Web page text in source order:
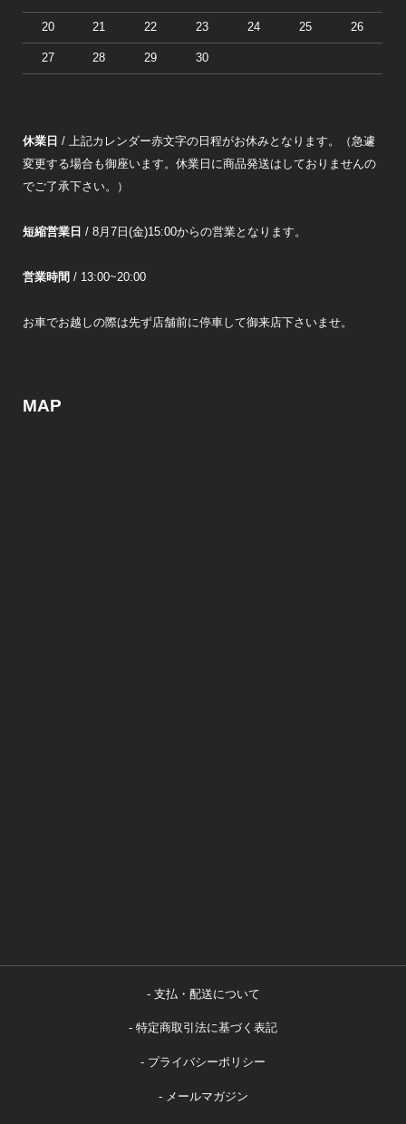
20 21 22 23 24 25 26
27 28 29 30
休業日 / 上記カレンダー赤文字の日程がお休みとなります。（急遽
変更する場合も御座います。休業日に商品発送はしておりませんの
でご了承下さい。）
短縮営業日 / 8月7日(金)15:00からの営業となります。
営業時間 / 13:00~20:00
お車でお越しの際は先ず店舗前に停車して御来店下さいませ。
MAP
支払・配送について
特定商取引法に基づく表記
プライバシーポリシー
メールマガジン